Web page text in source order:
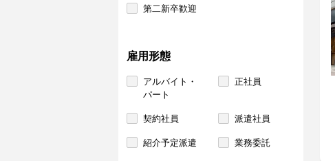
第二新卒歓迎
雇用形態
アルバイト・
パート
正社員
契約社員 派遣社員
紹介予定派遣 業務委託